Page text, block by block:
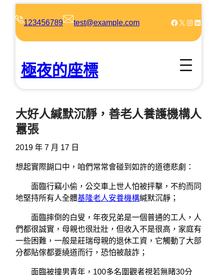
123456789 test@example.com Facebook X Instagram LinkedIn
極夜的座標
大好人緘默沉靜，善老人養護機構人
囂張
2019 年 7 月 17 日
想起實際餬口中，咱們常常會碰到如許的道德悲劇：
面臨行竊小偷，公交車上世人怕被抨擊，不約而同
地堅持所有人全體基隆老人安養機構緘默沉靜；
面臨摔倒的白叟，年夜兄弟是一個普通的工人，人
們都很誠實，母親也很壯壯，但收入不是很高，家庭有
一些困難，一般是莊瑞母親的退休工資，它觸動了大部
分都貼傢都要繞道而行，恐怕被敲詐；
面臨被撞男青年，100多名圍觀者視若無睹30分